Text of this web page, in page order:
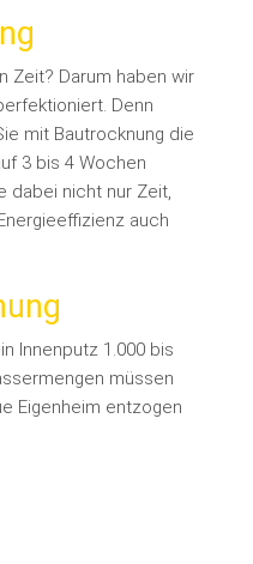
Zeit? Darum haben wir
Denn
mit Bautrocknung die
3 bis 4 Wochen
dabei nicht nur Zeit,
auch
Innenputz 1.000 bis
müssen
Eigenheim entzogen